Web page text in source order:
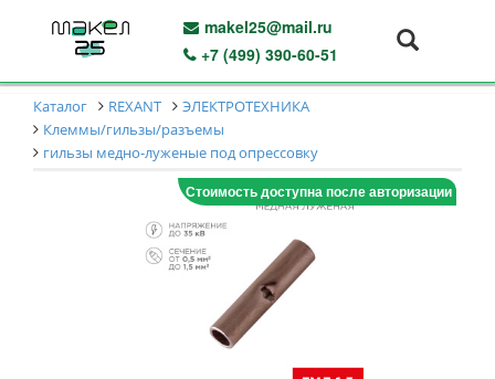
makel25@mail.ru
+7 (499) 390-60-51
Каталог REXANT
ЭЛЕКТРОТЕХНИКА
Клеммы/гильзы/разъемы
гильзы медно-луженые под опрессовку
Стоимость доступна после авторизации